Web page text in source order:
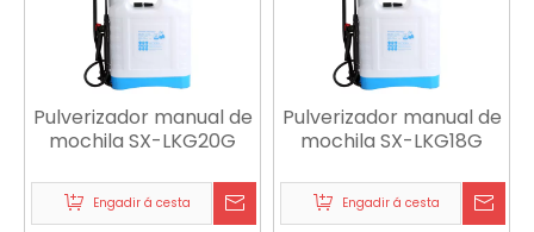
Pulverizador manual de
mochila SX-LKG20G
Engadir á cesta
Pulverizador manual de
mochila SX-LKG18G
Engadir á cesta